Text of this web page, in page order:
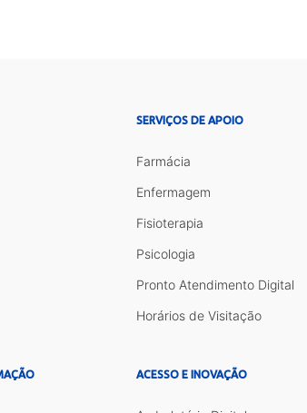
SERVIÇOS DE APOIO
Farmácia
Enfermagem
Fisioterapia
Psicologia
Pronto Atendimento Digital
Horários de Visitação
ACESSO E INOVAÇÃO